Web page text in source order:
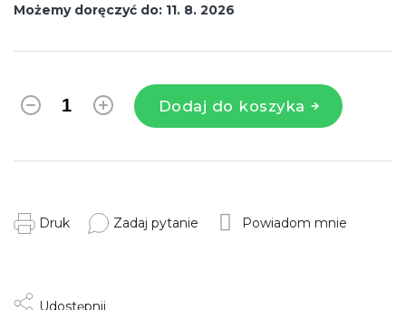
Możemy doręczyć do: 11. 8. 2026
Dodaj do koszyka
Druk Zadaj pytanie Powiadom mnie
Udostępnij